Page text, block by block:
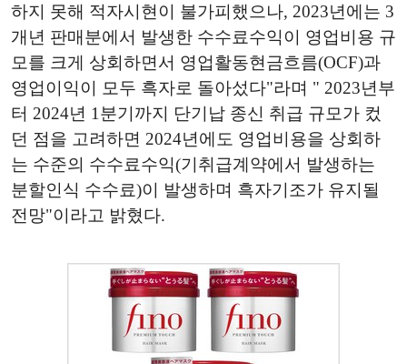
하지 못해 적자시현이 불가피했으나, 2023년에는 3
개년 판매분에서 발생한 수수료수익이 영업비용 규
모를 크게 상회하면서 영업활동현금흐름(OCF)과
영업이익이 모두 흑자로 돌아섰다"라며 " 2023년부
터 2024년 1분기까지 단기납 종신 취급 규모가 컸
던 점을 고려하면 2024년에도 영업비용을 상회하
는 수준의 수수료수익(기취급계약에서 발생하는
분할인식 수수료)이 발생하며 흑자기조가 유지될
전망"이라고 밝혔다.